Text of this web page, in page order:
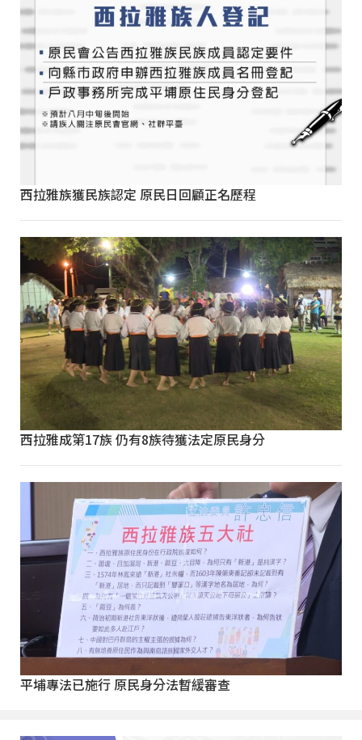
西拉雅族獲民族認定 原民日回顧正名歷程
西拉雅成第17族 仍有8族待獲法定原民身分
平埔專法已施行 原民身分法暫緩審查